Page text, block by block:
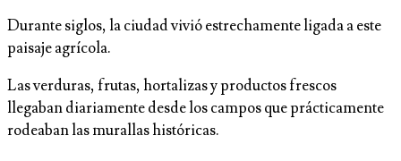
Durante siglos, la ciudad vivió estrechamente ligada a este
paisaje agrícola.
Las verduras, frutas, hortalizas y productos frescos
llegaban diariamente desde los campos que prácticamente
rodeaban las murallas históricas.